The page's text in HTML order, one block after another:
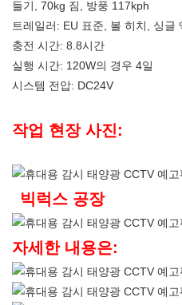
들기, 70kg 짐, 방풍 117kph
트레일러: EU 표준, 볼 히치, 싱글
충전 시간: 8.8시간
실행 시간: 120W의 경우 4일
시스템 전압: DC24V
작업 현장 사진:
빅럭스 공장
자세한 내용은: